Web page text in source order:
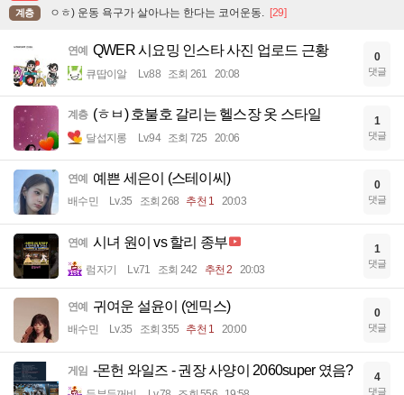
계층 ㅇㅎ) 운동 욕구가 살아나는 한다는 코어운동. [29]
연예 QWER 시요밍 인스타 사진 업로드 근황
큐땁이알 Lv.88 조회 261 20:08
0
댓글
계층 (ㅎㅂ) 호불호 갈리는 헬스장 옷 스타일
달섭지롱 Lv.94 조회 725 20:06
1
댓글
연예 예쁜 세은이 (스테이씨)
배수민 Lv.35 조회 268 추천 1 20:03
0
댓글
연예 시녀 원이 vs 할리 종부
럼자기 Lv.71 조회 242 추천 2 20:03
1
댓글
연예 귀여운 설윤이 (엔믹스)
배수민 Lv.35 조회 355 추천 1 20:00
0
댓글
게임 -몬헌 와일즈 - 권장 사양이 2060super 였음? 4
댓글